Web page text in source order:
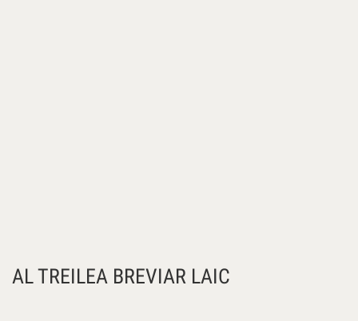
AL TREILEA BREVIAR LAIC